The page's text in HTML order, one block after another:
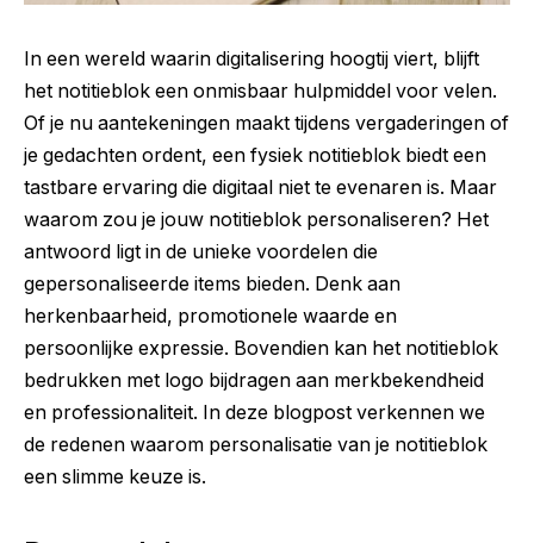
In een wereld waarin digitalisering hoogtij viert, blijft
het notitieblok een onmisbaar hulpmiddel voor velen.
Of je nu aantekeningen maakt tijdens vergaderingen of
je gedachten ordent, een fysiek notitieblok biedt een
tastbare ervaring die digitaal niet te evenaren is. Maar
waarom zou je jouw notitieblok personaliseren? Het
antwoord ligt in de unieke voordelen die
gepersonaliseerde items bieden. Denk aan
herkenbaarheid, promotionele waarde en
persoonlijke expressie. Bovendien kan het notitieblok
bedrukken met logo bijdragen aan merkbekendheid
en professionaliteit. In deze blogpost verkennen we
de redenen waarom personalisatie van je notitieblok
een slimme keuze is.